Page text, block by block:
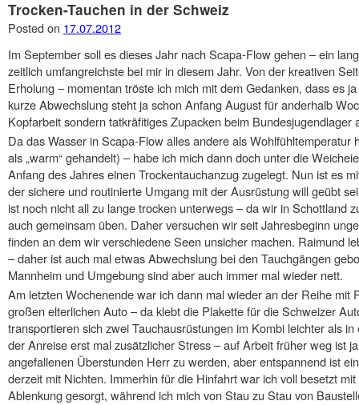
Trocken-Tauchen in der Schweiz
Posted on 17.07.2012
Im September soll es dieses Jahr nach Scapa-Flow gehen – ein
zeitlich umfangreichste bei mir in diesem Jahr. Von der kreativen
Erholung – momentan tröste ich mich mit dem Gedanken, dass es
kurze Abwechslung steht ja schon Anfang August für anderhalb
Kopfarbeit sondern tatkräfitiges Zupacken beim Bundesjugendlager
Da das Wasser in Scapa-Flow alles andere als Wohlfühltemperatur
als „warm“ gehandelt) – habe ich mich dann doch unter die
Anfang des Jahres einen Trockentauchanzug zugelegt. Nun ist es
der sichere und routinierte Umgang mit der Ausrüstung will geübt
ist noch nicht all zu lange trocken unterwegs – da wir in Schottland
auch gemeinsam üben. Daher versuchen wir seit Jahresbeginn
finden an dem wir verschiedene Seen unsicher machen. Raimund
– daher ist auch mal etwas Abwechslung bei den Tauchgängen
Mannheim und Umgebung sind aber auch immer mal wieder nett.
Am letzten Wochenende war ich dann mal wieder an der Reihe mit
großen elterlichen Auto – da klebt die Plakette für die Schweizer
transportieren sich zwei Tauchausrüstungen im Kombi leichter als
der Anreise erst mal zusätzlicher Stress – auf Arbeit früher weg ist
angefallenen Überstunden Herr zu werden, aber entspannend ist
derzeit mit Nichten. Immerhin für die Hinfahrt war ich voll besetzt
Ablenkung gesorgt, während ich mich von Stau zu Stau von